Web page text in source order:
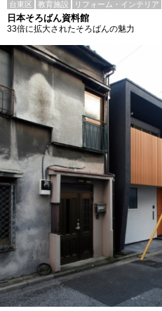
台東区 教育施設 リフォーム・インテリア
日本そろばん資料館
33倍に拡大されたそろばんの魅力